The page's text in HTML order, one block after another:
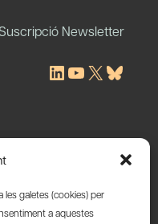
les galetes (cookies) per
a aquestes
Suscripció Newsletter
LinkedIn
YouTube
X